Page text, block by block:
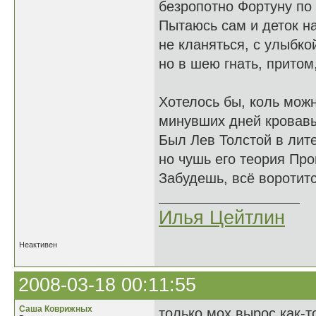
безропотно Фортуну по
Пытаюсь сам и деток
не кланяться, с
но в шею гнать,
Хотелось бы, коль
минувших дней
Был Лев Толстой в
но чушь его теория
Забудешь, всё
Илья Цейтлин
Неактивен
2008-03-18 00:11:55
Саша Коврижных